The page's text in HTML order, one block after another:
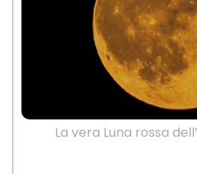
La vera Luna rossa